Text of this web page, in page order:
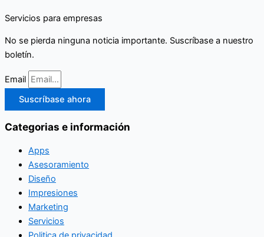
Servicios para empresas
No se pierda ninguna noticia importante. Suscríbase a nuestro
boletín.
Email
Suscríbase ahora
Categorias e información
Apps
Asesoramiento
Diseño
Impresiones
Marketing
Servicios